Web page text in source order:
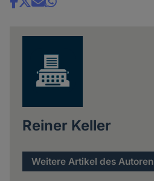
Share
Reiner Keller
Weitere Artikel des Autoren